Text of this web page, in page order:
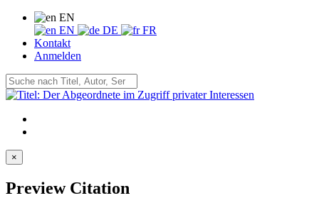
EN
EN
DE
FR
Kontakt
Anmelden
×
Preview Citation